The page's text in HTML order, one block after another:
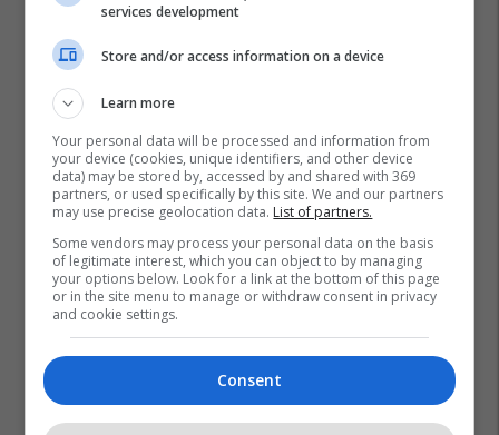
services development
Store and/or access information on a device
Learn more
Your personal data will be processed and information from
your device (cookies, unique identifiers, and other device
data) may be stored by, accessed by and shared with 369
partners, or used specifically by this site. We and our partners
may use precise geolocation data. List of partners.
Some vendors may process your personal data on the basis
of legitimate interest, which you can object to by managing
your options below. Look for a link at the bottom of this page
or in the site menu to manage or withdraw consent in privacy
and cookie settings.
Consent